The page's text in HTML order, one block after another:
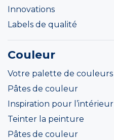
Innovations
Labels de qualité
Couleur
Votre palette de couleurs
Pâtes de couleur
Inspiration pour l’intérieur
Teinter la peinture
Pâtes de couleur